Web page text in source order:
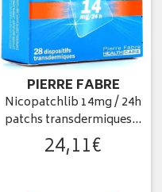
PIERRE FABRE
Nicopatchlib 14mg / 24h
patchs transdermiques…
24,11€